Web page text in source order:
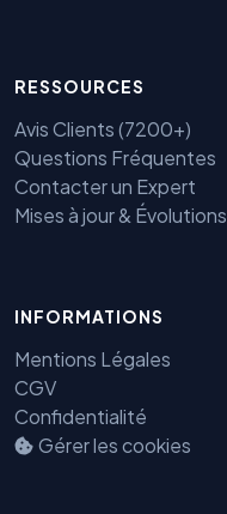
RESSOURCES
Avis Clients (7200+)
Questions Fréquentes
Contacter un Expert
Mises à jour & Évolutions
INFORMATIONS
Mentions Légales
CGV
Confidentialité
Gérer les cookies